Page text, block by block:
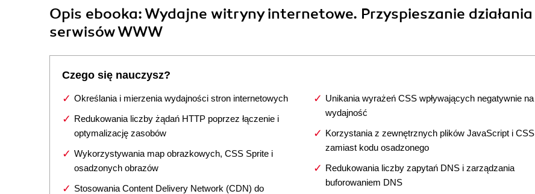
Opis ebooka: Wydajne witryny internetowe. Przyspieszanie działania
serwisów WWW
Czego się nauczysz?
Określania i mierzenia wydajności stron internetowych
Redukowania liczby żądań HTTP poprzez łączenie i
optymalizację zasobów
Wykorzystywania map obrazkowych, CSS Sprite i
osadzonych obrazów
Stosowania Content Delivery Network (CDN) do
Unikania wyrażeń CSS wpływających negatywnie na
wydajność
Korzystania z zewnętrznych plików JavaScript i CSS
zamiast kodu osadzonego
Redukowania liczby zapytań DNS i zarządzania
buforowaniem DNS